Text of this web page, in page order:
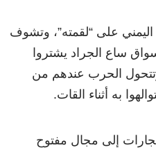
على “لقمته”، وتشوف
ساع الجراد يشتروا
الحرب عندهم من
به أثناء القات.
إلى مجال مفتوح